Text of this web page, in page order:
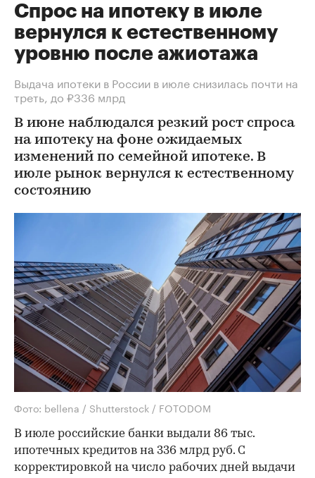
Спрос на ипотеку в июле
вернулся к естественному
уровню после ажиотажа
Выдача ипотеки в России в июле снизилась почти на
треть, до ₽336 млрд
В июне наблюдался резкий рост спроса
на ипотеку на фоне ожидаемых
изменений по семейной ипотеке. В
июле рынок вернулся к естественному
состоянию
Фото: bellena / Shutterstock / FOTODOM
В июле российские банки выдали 86 тыс.
ипотечных кредитов на 336 млрд руб. С
корректировкой на число рабочих дней выдачи